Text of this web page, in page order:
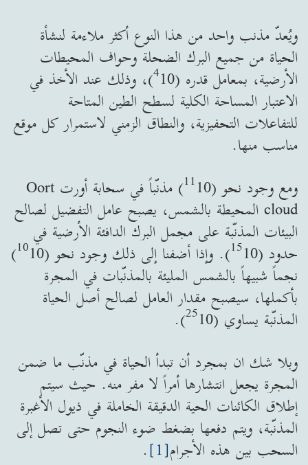
ويُعدّ مذنب واحد من هذا النوع أكثر ملاءمة لنشأة
الحياة من جميع البرك الضحلة وحواف المحيطات
الأرضية، بمعامل قدره (
410)، وذلك عند الأخذ في
الاعتبار المساحة الكلية لسطح الطين المتاحة
للتفاعلات التحفيزية، والنطاق الزمني لاستمرار كل موقع
مناسب منها.
ومع وجود نحو (
11
10) مذنّباً في سحابة أورت Oort
cloud المحيطة بالشمس، يصبح عامل التفضيل لصالح
البيئات المذنّبة على مجمل البرك الدافئة الأرضية في
حدود (
1510). وإذا أضفنا إلى ذلك وجود نحو ( 10
10)
نجماً شبيهاً بالشمس المليئة بالمذنّبات في المجرة
بأكملها، سيصبح مقدار العامل لصالح أصل الحياة
المذنّبة يساوي (
2510).
وبلا شك ان بمجرد أن تبدأ الحياة في مذنّب ما ضمن
المجرة يجعل انتشارها أمراً لا مفر منه. حيث سيتم
إطلاق الكائنات الحية الدقيقة الخاملة في ذيول الأغبرة
المذنّبة، ويتم دفعها بضغط ضوء النجوم حتى تصل إلى
السحب بين هذه الأجرام[1]
.